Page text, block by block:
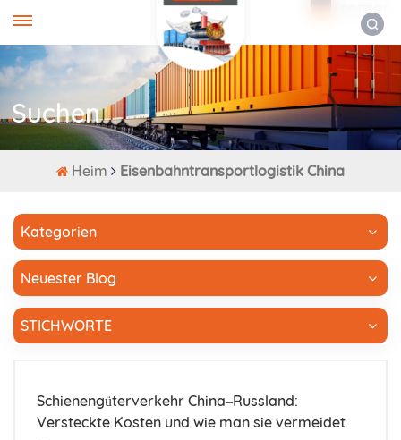
Suchen
Heim Eisenbahntransportlogistik China
Kategorien
Neuester Blog
STICHWORTE
Schienengüterverkehr China–Russland:
Versteckte Kosten und wie man sie vermeidet